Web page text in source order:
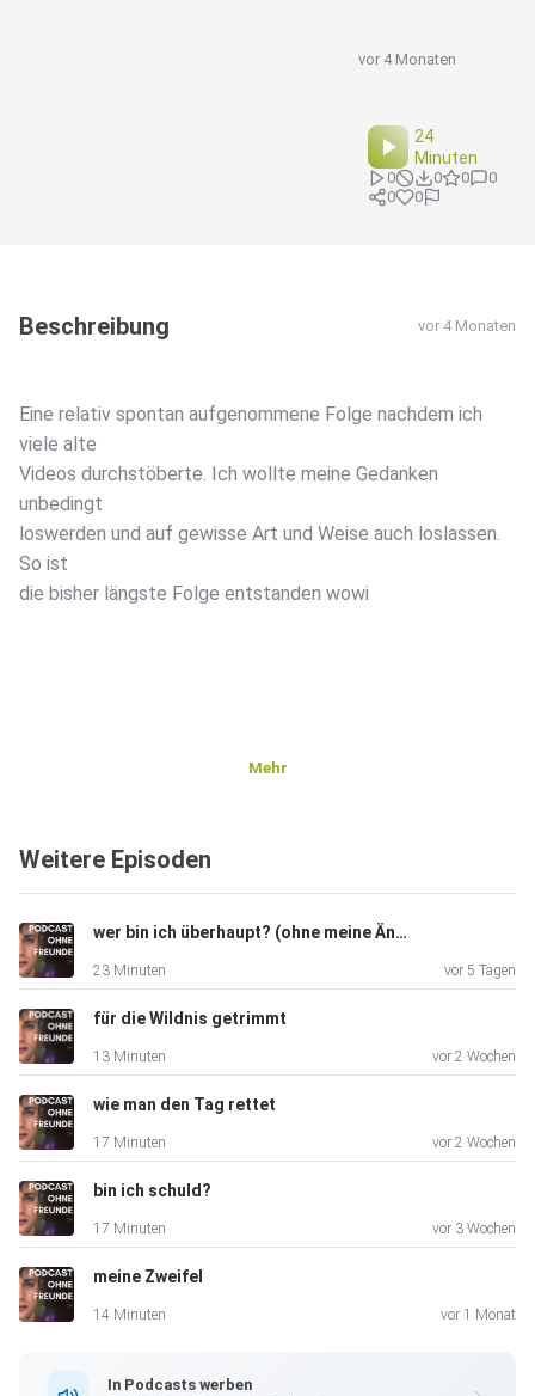
vor 4 Monaten
24
Minuten
0 0 0
0
0
0
Beschreibung vor 4 Monaten
Eine relativ spontan aufgenommene Folge nachdem ich
viele alte
Videos durchstöberte. Ich wollte meine Gedanken
unbedingt
loswerden und auf gewisse Art und Weise auch loslassen.
So ist
die bisher längste Folge entstanden wowi
Mehr
Weitere Episoden
wer bin ich überhaupt? (ohne meine Ängste)
23 Minuten vor 5 Tagen
für die Wildnis getrimmt
13 Minuten vor 2 Wochen
wie man den Tag rettet
17 Minuten vor 2 Wochen
bin ich schuld?
17 Minuten vor 3 Wochen
meine Zweifel
14 Minuten vor 1 Monat
In Podcasts werben